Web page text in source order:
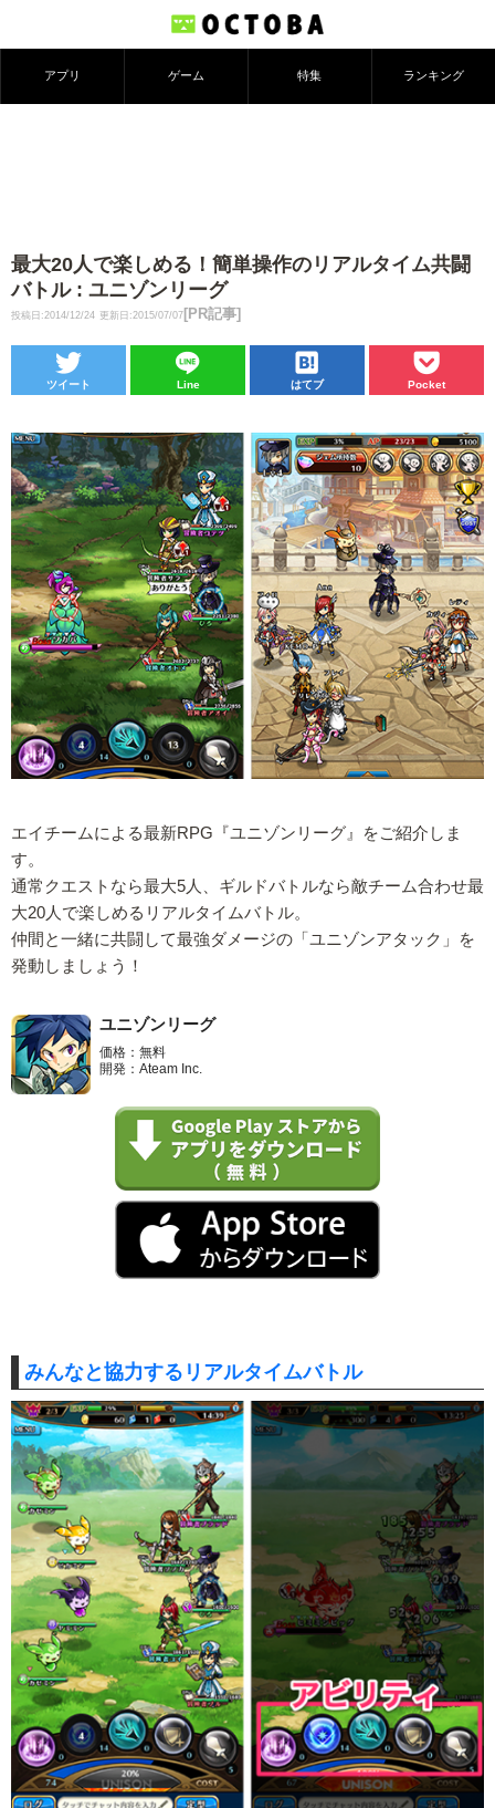
アプリ ゲーム 特集 ランキング
最大20人で楽しめる！簡単操作のリアルタイム共闘
バトル : ユニゾンリーグ
投稿日:2014/12/24 更新日:2015/07/07 [PR記事]
ツイート Line はてブ Pocket
エイチームによる最新RPG『ユニゾンリーグ』をご紹介しま
す。
通常クエストなら最大5人、ギルドバトルなら敵チーム合わせ最
大20人で楽しめるリアルタイムバトル。
仲間と一緒に共闘して最強ダメージの「ユニゾンアタック」を
発動しましょう！
ユニゾンリーグ
価格：無料
開発：Ateam Inc.
みんなと協力するリアルタイムバトル